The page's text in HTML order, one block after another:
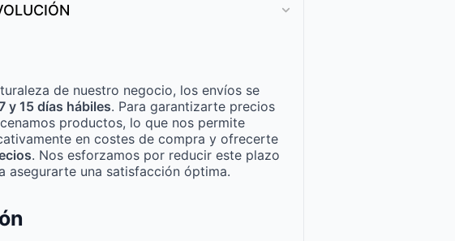
de nuestro negocio, los envíos se
y 15 días hábiles. Para garantizarte precios
productos, lo que nos permite
en costes de compra y ofrecerte
. Nos esforzamos por reducir este plazo
asegurarte una satisfacción óptima.